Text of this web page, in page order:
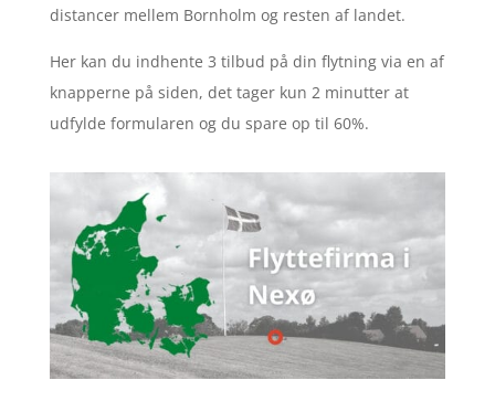
distancer mellem Bornholm og resten af landet.
Her kan du indhente 3 tilbud på din flytning via en af
knapperne på siden, det tager kun 2 minutter at
udfylde formularen og du spare op til 60%.